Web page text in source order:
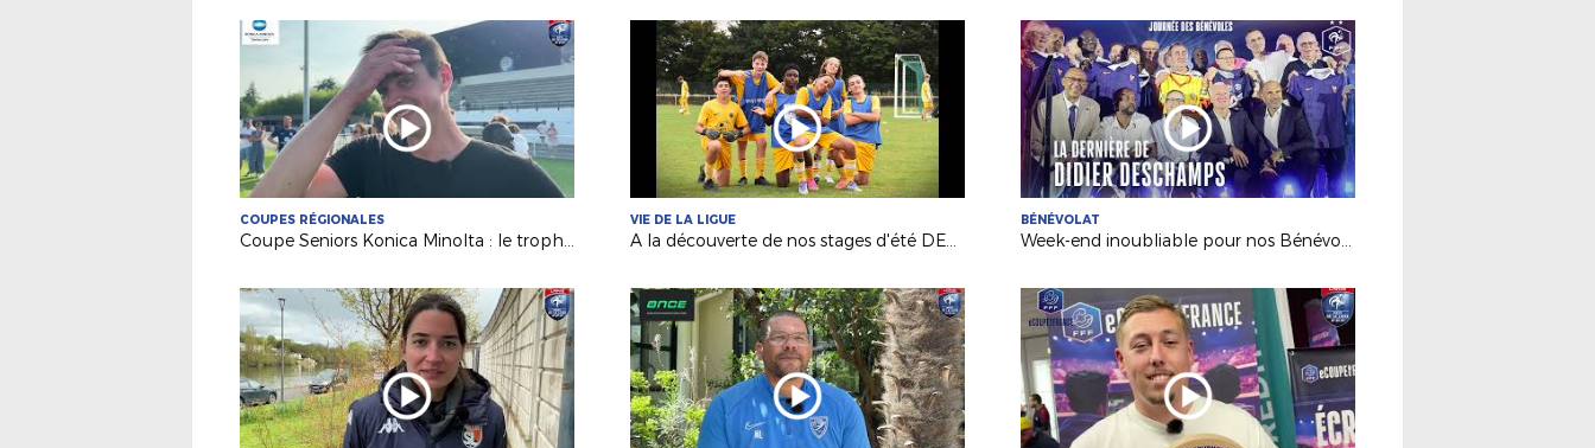
COUPES RÉGIONALES
Coupe Seniors Konica Minolta : le trophée pour Pouzauges Bocage !
VIE DE LA LIGUE
A la découverte de nos stages d'été DESTIFOOT !
BÉNÉVOLAT
Week-end inoubliable pour nos Bénévoles